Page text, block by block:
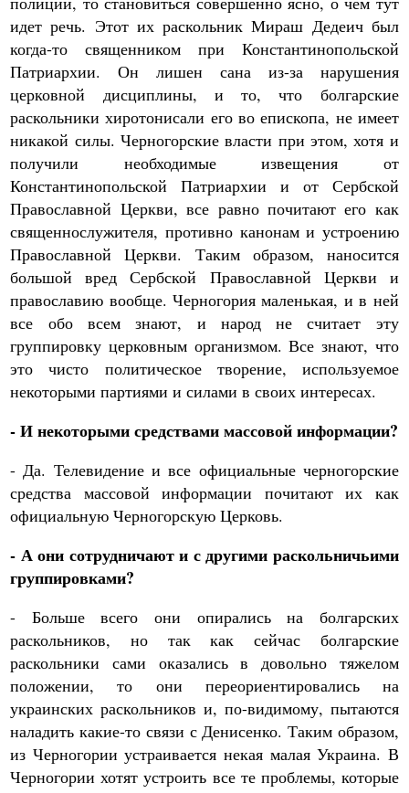
идет речь. Этот их раскольник Мираш Дедеич был
когда-то священником при Константинопольской
Патриархии. Он лишен сана из-за нарушения
церковной дисциплины, и то, что болгарские
раскольники хиротонисали его во епископа, не имеет
никакой силы. Черногорские власти при этом, хотя и
получили необходимые извещения от
Константинопольской Патриархии и от Сербской
Православной Церкви, все равно почитают его как
священнослужителя, противно канонам и устроению
Православной Церкви. Таким образом, наносится
большой вред Сербской Православной Церкви и
православию вообще. Черногория маленькая, и в ней
все обо всем знают, и народ не считает эту
группировку церковным организмом. Все знают, что
это чисто политическое творение, используемое
некоторыми партиями и силами в своих интересах.
- И некоторыми средствами массовой информации?
- Да. Телевидение и все официальные черногорские
средства массовой информации почитают их как
официальную Черногорскую Церковь.
- А они сотрудничают и с другими раскольничьими
группировками?
- Больше всего они опирались на болгарских
раскольников, но так как сейчас болгарские
раскольники сами оказались в довольно тяжелом
положении, то они переориентировались на
украинских раскольников и, по-видимому, пытаются
наладить какие-то связи с Денисенко. Таким образом,
из Черногории устраивается некая малая Украина. В
Черногории хотят устроить все те проблемы, которые